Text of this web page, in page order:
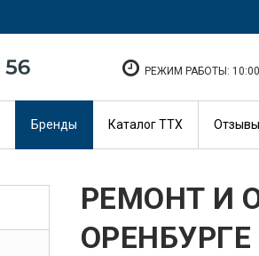
РЕЖИМ РАБОТЫ:
Бренды Каталог ТТХ Отзывы
РЕМОНТ И
ОРЕНБУРГЕ